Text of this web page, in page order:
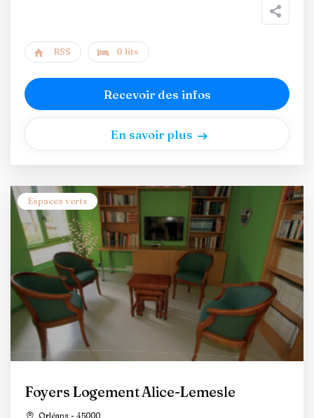
RSS 0 lits
Recevoir des infos
En savoir plus
Espaces verts
Foyers Logement Alice-Lemesle
Orléans - 45000